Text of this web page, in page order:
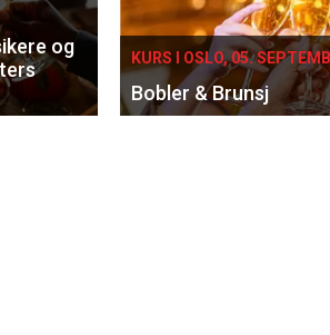
og
KURS I OSLO, 05.
Bobler & Brunsj